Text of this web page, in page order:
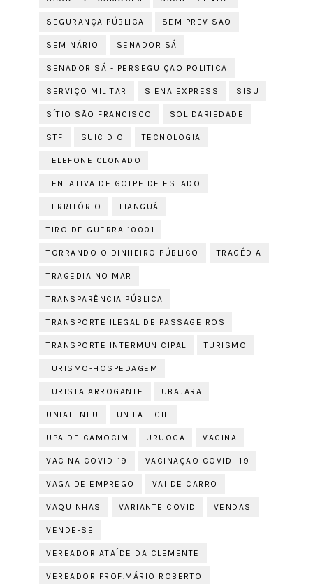
SEGURANÇA PÚBLICA SEM PREVISÃO
SEMINÁRIO SENADOR SÁ
SENADOR SÁ - PERSEGUIÇÃO POLITICA
SERVIÇO MILITAR SIENA EXPRESS SISU
SÍTIO SÃO FRANCISCO SOLIDARIEDADE
STF SUICIDIO TECNOLOGIA
TELEFONE CLONADO
TENTATIVA DE GOLPE DE ESTADO
TERRITÓRIO TIANGUÁ
TIRO DE GUERRA 10001
TORRANDO O DINHEIRO PÚBLICO TRAGÉDIA
TRAGEDIA NO MAR
TRANSPARÊNCIA PÚBLICA
TRANSPORTE ILEGAL DE PASSAGEIROS
TRANSPORTE INTERMUNICIPAL TURISMO
TURISMO-HOSPEDAGEM
TURISTA ARROGANTE UBAJARA
UNIATENEU UNIFATECIE
UPA DE CAMOCIM URUOCA VACINA
VACINA COVID-19 VACINAÇÃO COVID -19
VAGA DE EMPREGO VAI DE CARRO
VAQUINHAS VARIANTE COVID VENDAS
VENDE-SE
VEREADOR ATAÍDE DA CLEMENTE
VEREADOR PROF.MÁRIO ROBERTO